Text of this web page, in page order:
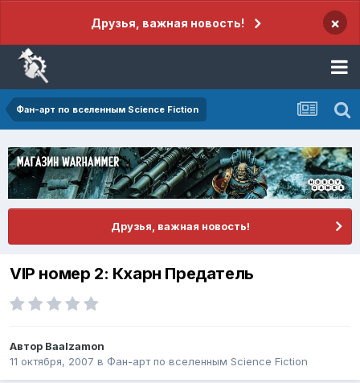
Друзья, важная новость! ×
Фан-арт по вселенным Science Fiction
Друзья, важная новость!
VIP номер 2: Кхарн Предатель
Автор Baalzamon
11 октября, 2007 в Фан-арт по вселенным Science Fiction